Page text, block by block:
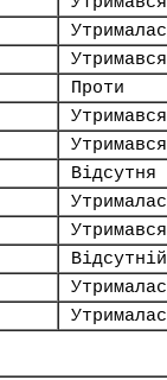
Утримався
Проти
Утримався
Утримався
Відсутня
Утримався
Відсутній